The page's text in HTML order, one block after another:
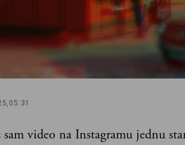
05:31
sam video na Instagramu jednu